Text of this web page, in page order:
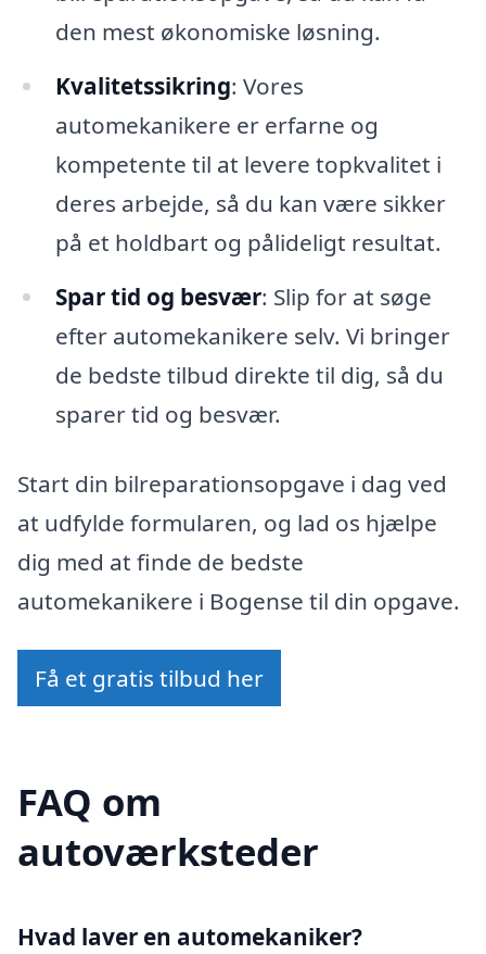
den mest økonomiske løsning.
Kvalitetssikring: Vores
automekanikere er erfarne og
kompetente til at levere topkvalitet i
deres arbejde, så du kan være sikker
på et holdbart og pålideligt resultat.
Spar tid og besvær: Slip for at søge
efter automekanikere selv. Vi bringer
de bedste tilbud direkte til dig, så du
sparer tid og besvær.
Start din bilreparationsopgave i dag ved
at udfylde formularen, og lad os hjælpe
dig med at finde de bedste
automekanikere i Bogense til din opgave.
Få et gratis tilbud her
FAQ om
autoværksteder
Hvad laver en automekaniker?